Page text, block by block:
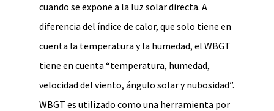
cuando se expone a la luz solar directa. A
diferencia del índice de calor, que solo tiene en
cuenta la temperatura y la humedad, el WBGT
tiene en cuenta “temperatura, humedad,
velocidad del viento, ángulo solar y nubosidad”.
WBGT es utilizado como una herramienta por